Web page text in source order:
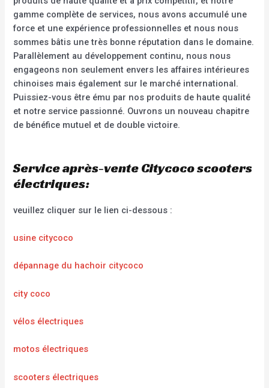
gamme complète de services, nous avons accumulé une
force et une expérience professionnelles et nous nous
sommes bâtis une très bonne réputation dans le domaine.
Parallèlement au développement continu, nous nous
engageons non seulement envers les affaires intérieures
chinoises mais également sur le marché international.
Puissiez-vous être ému par nos produits de haute qualité
et notre service passionné. Ouvrons un nouveau chapitre
de bénéfice mutuel et de double victoire.
Service après-vente Citycoco scooters
électriques:
veuillez cliquer sur le lien ci-dessous :
usine citycoco
dépannage du hachoir citycoco
city coco
vélos électriques
motos électriques
scooters électriques